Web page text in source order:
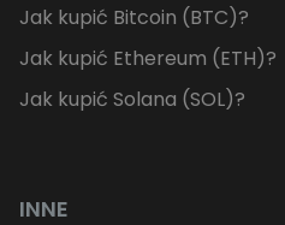
Jak kupić Bitcoin (BTC)?
Jak kupić Ethereum (ETH)?
Jak kupić Solana (SOL)?
INNE